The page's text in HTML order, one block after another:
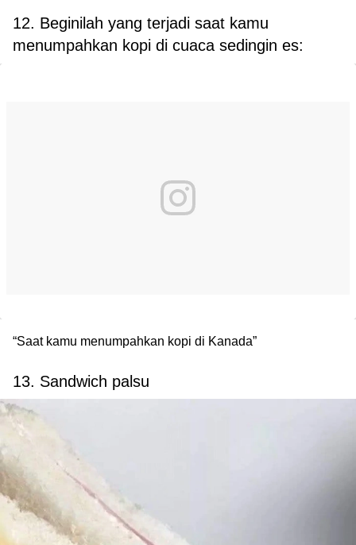
12. Beginilah yang terjadi saat kamu
menumpahkan kopi di cuaca sedingin es:
“Saat kamu menumpahkan kopi di Kanada”
13. Sandwich palsu